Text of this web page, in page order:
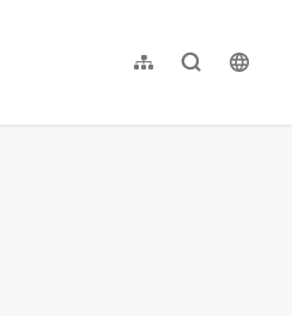
网站导览全文检索
繁體中文